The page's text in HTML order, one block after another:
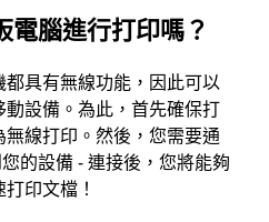
電腦進行打印嗎？
具有無線功能，因此可以
設備。為此，首先確保打
線打印。然後，您需要通
的設備 - 連接後，您將能夠
印文檔！